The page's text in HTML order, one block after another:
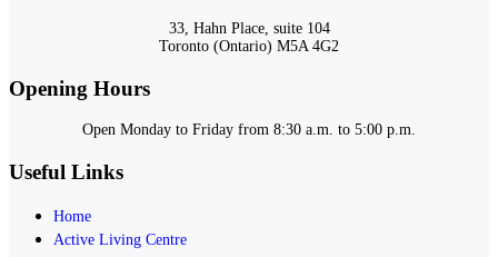
33, Hahn Place, suite 104
Toronto (Ontario) M5A 4G2
Opening Hours
Open Monday to Friday from 8:30 a.m. to 5:00 p.m.
Useful Links
Home
Active Living Centre